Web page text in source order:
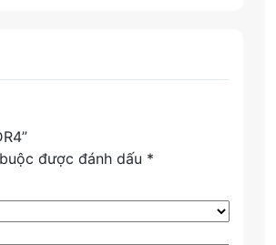
được đánh dấu *